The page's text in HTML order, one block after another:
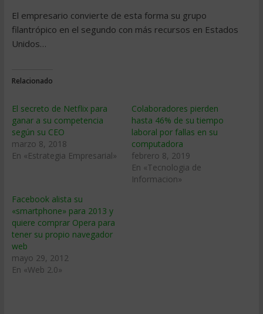
El empresario convierte de esta forma su grupo
filantrópico en el segundo con más recursos en Estados
Unidos…
Relacionado
El secreto de Netflix para
ganar a su competencia
según su CEO
marzo 8, 2018
En «Estrategia Empresarial»
Colaboradores pierden
hasta 46% de su tiempo
laboral por fallas en su
computadora
febrero 8, 2019
En «Tecnologia de
Informacion»
Facebook alista su
«smartphone» para 2013 y
quiere comprar Opera para
tener su propio navegador
web
mayo 29, 2012
En «Web 2.0»